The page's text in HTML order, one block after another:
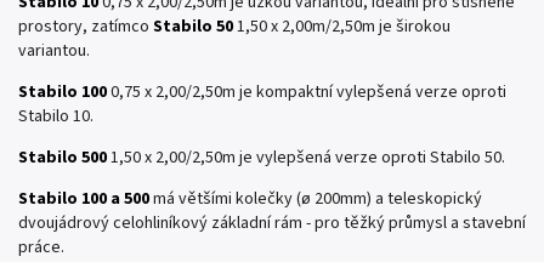
prostory, zatímco Stabilo 501,50 x 2,00m/2,50m je širokou
variantou.
Stabilo 1000,75 x 2,00/2,50m je kompaktní vylepšená verze oproti
Stabilo 10.
Stabilo 5001,50 x 2,00/2,50m je vylepšená verze oproti Stabilo 50.
Stabilo 100 a 500má většími kolečky (ø 200mm) a teleskopický
dvoujádrový celohliníkový základní rám - pro těžký průmysl a stavební
práce.